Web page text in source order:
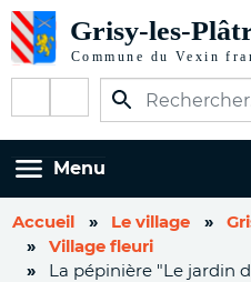
sociaux
Menu
Accueil Le village
Village fleuri
La pépinière "Le jardin